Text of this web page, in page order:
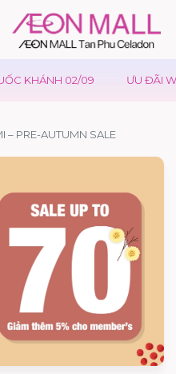
KHÁNH 02/09 ƯU ĐÃI
– PRE-AUTUMN SALE